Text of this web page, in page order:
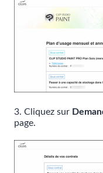
3. Cliquez sur
page.